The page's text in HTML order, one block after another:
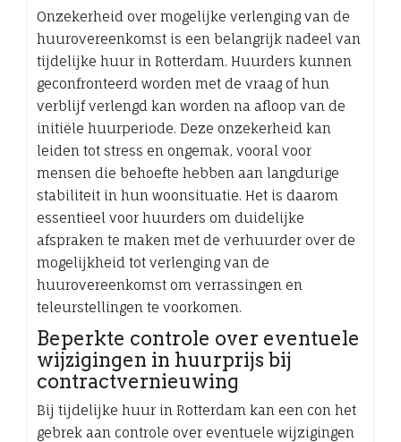
Onzekerheid over mogelijke verlenging van de
huurovereenkomst is een belangrijk nadeel van
tijdelijke huur in Rotterdam. Huurders kunnen
geconfronteerd worden met de vraag of hun
verblijf verlengd kan worden na afloop van de
initiële huurperiode. Deze onzekerheid kan
leiden tot stress en ongemak, vooral voor
mensen die behoefte hebben aan langdurige
stabiliteit in hun woonsituatie. Het is daarom
essentieel voor huurders om duidelijke
afspraken te maken met de verhuurder over de
mogelijkheid tot verlenging van de
huurovereenkomst om verrassingen en
teleurstellingen te voorkomen.
Beperkte controle over eventuele
wijzigingen in huurprijs bij
contractvernieuwing
Bij tijdelijke huur in Rotterdam kan een con het
gebrek aan controle over eventuele wijzigingen